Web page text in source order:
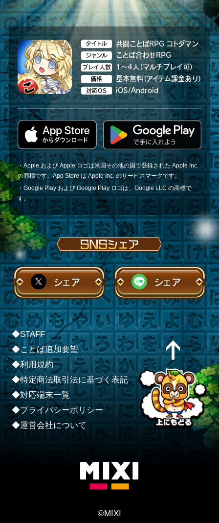
タイトル 共闘ことばRPG コトダマン
ジャンル ことば合わせRPG
プレイ人数 1～4人（マルチプレイ可）
価格 基本無料（アイテム課金あり）
対応OS iOS/Android
・Apple および Apple ロゴは米国その他の国で登録された Apple Inc.
の商標です。App Store は Apple Inc. のサービスマークです。
・Google Play および Google Play ロゴは、Google LLC の商標で
す。
シェア シェア
◆STAFF
◆ことば追加要望
◆利用規約
◆特定商法取引法に基づく表記
◆対応端末一覧
◆プライバシーポリシー
◆運営会社について
©MIXI